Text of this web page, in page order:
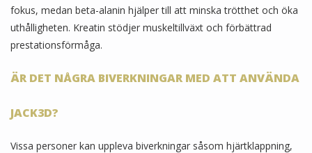
fokus, medan beta-alanin hjälper till att minska trötthet och öka
uthålligheten. Kreatin stödjer muskeltillväxt och förbättrad
prestationsförmåga.
ÄR DET NÅGRA BIVERKNINGAR MED ATT ANVÄNDA
JACK3D?
Vissa personer kan uppleva biverkningar såsom hjärtklappning,